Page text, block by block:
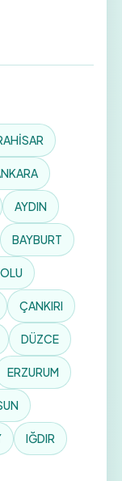
AYDIN
BAYBURT
ÇANKIRI
DÜZCE
ERZURUM
IĞDIR